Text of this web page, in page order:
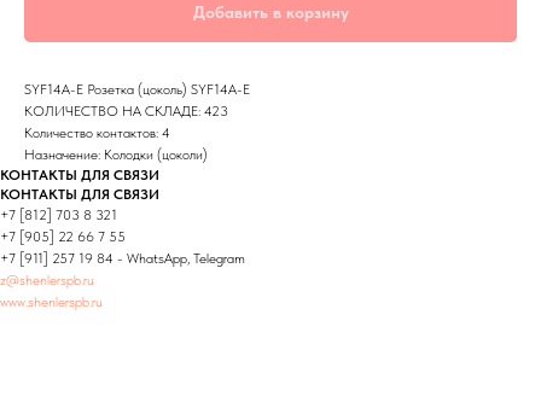
Добавить в корзину
SYF14A-E Розетка (цоколь) SYF14A-E
КОЛИЧЕСТВО НА СКЛАДЕ: 423
Количество контактов: 4
Назначение: Колодки (цоколи)
КОНТАКТЫ ДЛЯ СВЯЗИ
КОНТАКТЫ ДЛЯ СВЯЗИ
+7 [812] 703 8 321
+7 [905] 22 66 7 55
+7 [911] 257 19 84 - WhatsApp, Telegram
z@shenlerspb.ru
www.shenlerspb.ru